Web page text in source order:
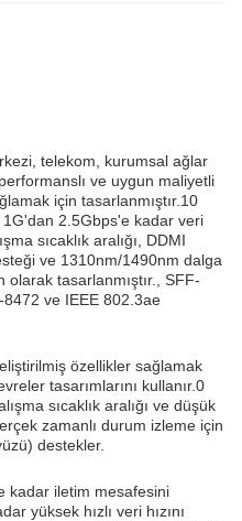
telekom, kurumsal ağlar
ve uygun maliyetli
için tasarlanmıştır.10
2.5Gbps'e kadar veri
sıcaklık aralığı, DDMI
ve 1310nm/1490nm dalga
tasarlanmıştır., SFF-
ve IEEE 802.3ae
özellikler sağlamak
tasarımlarını kullanır.0
sıcaklık aralığı ve düşük
zamanlı durum izleme için
destekler.
kadar iletim mesafesini
yüksek hızlı veri hızını